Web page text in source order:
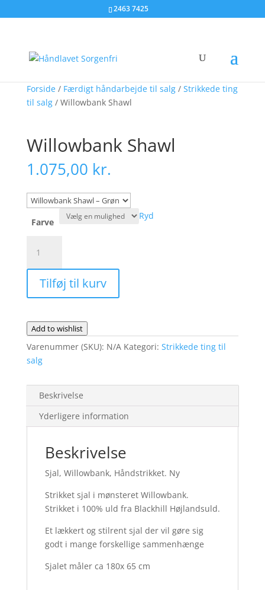
2463 7425
Forside/ Færdigt håndarbejde til salg/ Strikkede ting
til salg/ Willowbank Shawl
Willowbank Shawl
1.075,00 kr.
Farve
Ryd
Shawl
antal
Tilføj til kurv
Add to wishlist
Varenummer (SKU): N/A Kategori: Strikkede ting til
salg
Beskrivelse
Yderligere information
Beskrivelse
Sjal, Willowbank, Håndstrikket. Ny
Strikket sjal i mønsteret Willowbank.
Strikket i 100% uld fra Blackhill Højlandsuld.
Et lækkert og stilrent sjal der vil gøre sig
godt i mange forskellige sammenhænge
Sjalet måler ca 180x 65 cm